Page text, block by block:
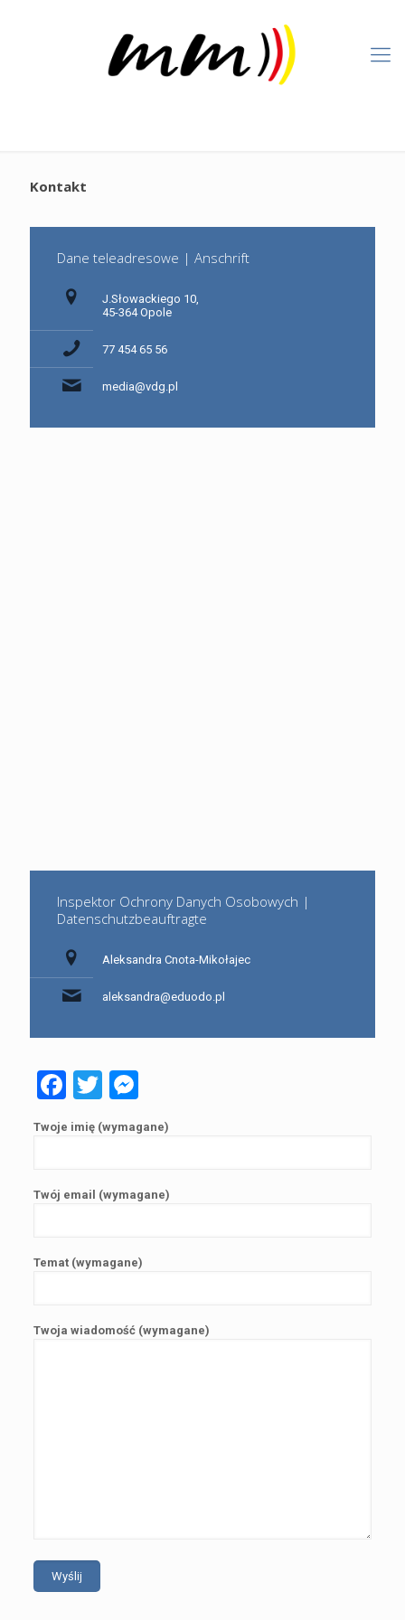
Kontakt
Dane teleadresowe | Anschrift
J.Słowackiego 10,
45-364 Opole
77 454 65 56
media@vdg.pl
Inspektor Ochrony Danych Osobowych |
Datenschutzbeauftragte
Aleksandra Cnota-Mikołajec
aleksandra@eduodo.pl
Facebook
TwitterMessenger
Twoje imię (wymagane)
Twój email (wymagane)
Temat (wymagane)
Twoja wiadomość (wymagane)